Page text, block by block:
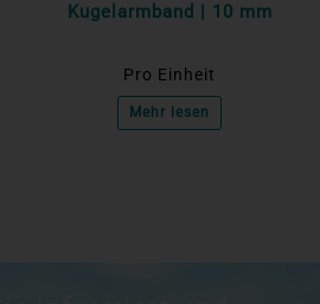
Kugelarmband | 10 mm
Pro Einheit
Mehr lesen